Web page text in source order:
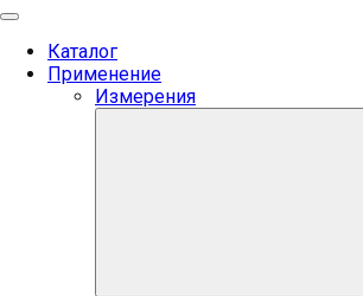
Каталог
Применение
Измерения